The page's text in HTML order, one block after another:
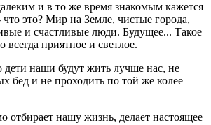
и в то же время знакомым кажется
это? Мир на Земле, чистые города,
и счастливые люди. Будущее... Такое
всегда приятное и светлое.
дети наши будут жить лучше нас, не
бед и не проходить по той же колее
отбирает нашу жизнь, делает настоящее